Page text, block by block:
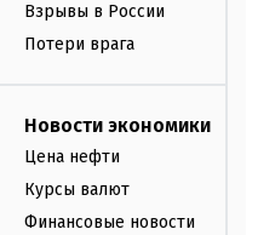
Взрывы в России
Потери врага
Новости экономики
Цена нефти
Курсы валют
Финансовые новости